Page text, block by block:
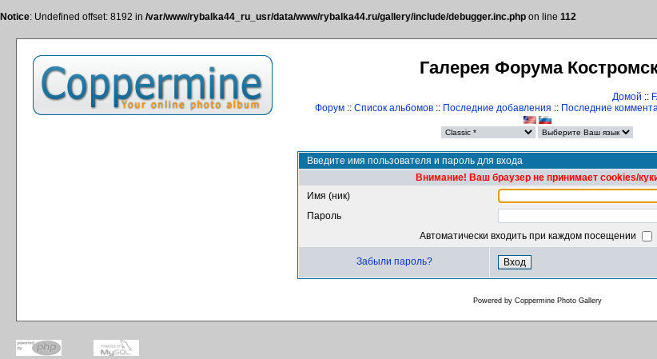
Notice: Undefined offset: 8192 in /var/www/rybalka44_ru_usr/data/www/rybalka44.ru/gallery/include/debugger.inc.php on line 112
Галерея Форума
Домой ::
Форум:: Список альбомов:: Последние добавления :: Последние
Введите имя пользователя и пароль для входа
Внимание! Ваш браузер не принимает cookies/
Имя (ник)
Пароль
Автоматически входить при каждом посещении
Забыли пароль?
Powered by Coppermine Photo Gallery